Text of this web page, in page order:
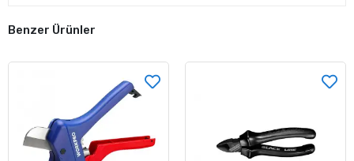
Benzer Ürünler